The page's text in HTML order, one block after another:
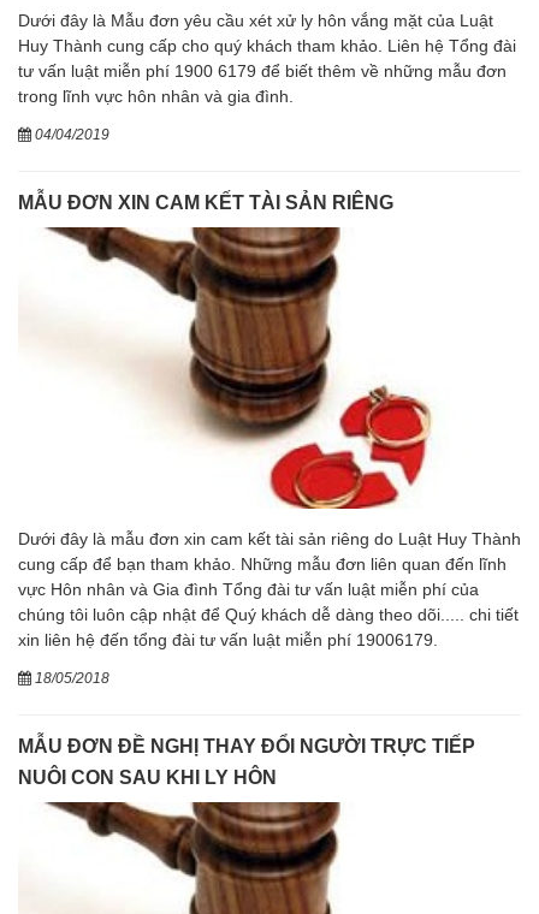
Dưới đây là Mẫu đơn yêu cầu xét xử ly hôn vắng mặt của Luật
Huy Thành cung cấp cho quý khách tham khảo. Liên hệ Tổng đài
tư vấn luật miễn phí 1900 6179 để biết thêm về những mẫu đơn
trong lĩnh vực hôn nhân và gia đình.
04/04/2019
MẪU ĐƠN XIN CAM KẾT TÀI SẢN RIÊNG
Dưới đây là mẫu đơn xin cam kết tài sản riêng do Luật Huy Thành
cung cấp để bạn tham khảo. Những mẫu đơn liên quan đến lĩnh
vực Hôn nhân và Gia đình Tổng đài tư vấn luật miễn phí của
chúng tôi luôn cập nhật để Quý khách dễ dàng theo dõi..... chi tiết
xin liên hệ đến tổng đài tư vấn luật miễn phí 19006179.
18/05/2018
MẪU ĐƠN ĐỀ NGHỊ THAY ĐỔI NGƯỜI TRỰC TIẾP
NUÔI CON SAU KHI LY HÔN